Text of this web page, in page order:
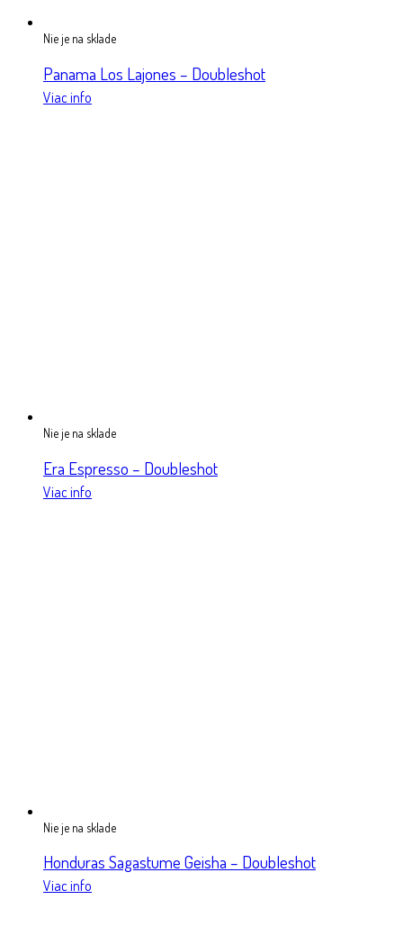
Nie je na sklade
Panama Los Lajones – Doubleshot
Viac info
Nie je na sklade
Era Espresso – Doubleshot
Viac info
Nie je na sklade
Honduras Sagastume Geisha – Doubleshot
Viac info